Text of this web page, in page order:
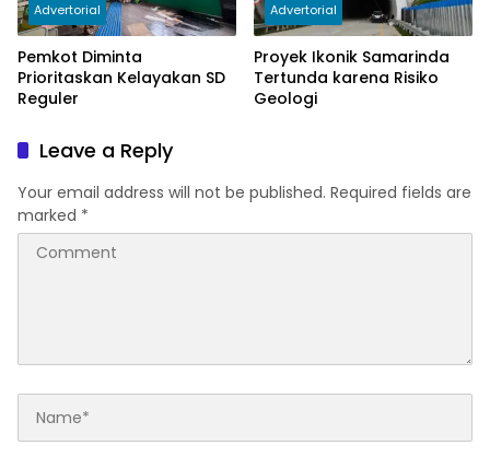
Advertorial
Pemkot Diminta
Prioritaskan Kelayakan SD
Reguler
Advertorial
Proyek Ikonik Samarinda
Tertunda karena Risiko
Geologi
Leave a Reply
Your email address will not be published. Required fields are
marked *